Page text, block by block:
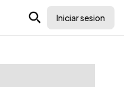
Iniciar sesion